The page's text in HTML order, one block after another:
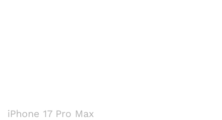
iPhone 17 Pro Max